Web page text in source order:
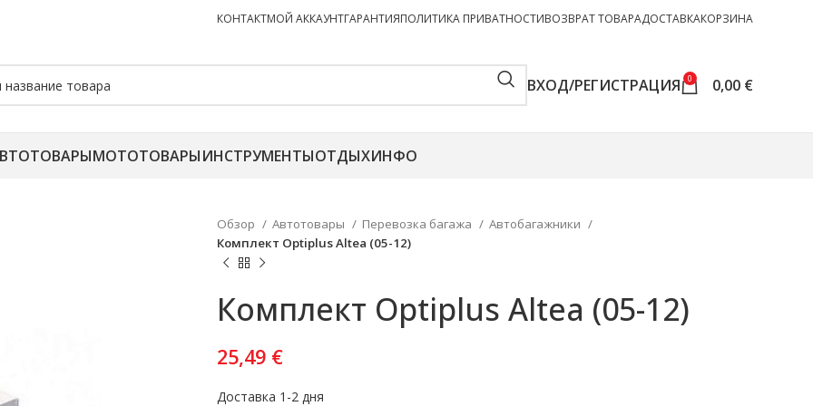
КОНТАКТМОЙ АККАУНТГАРАНТИЯПОЛИТИКА ПРИВАТНОСТИВОЗВРАТ ТОВАРАДОСТАВКАКОРЗИНА
ВХОД/РЕГИСТРАЦИЯ 0 0,00 €
МОТОТОВАРЫИНСТРУМЕНТЫОТДЫХИНФО
Обзор Автотовары Перевозка багажа
Автобагажники
Комплект Optiplus Altea (05-12)
Комплект Optiplus Altea (05-12)
25,49 €
Доставка 1-2 дня